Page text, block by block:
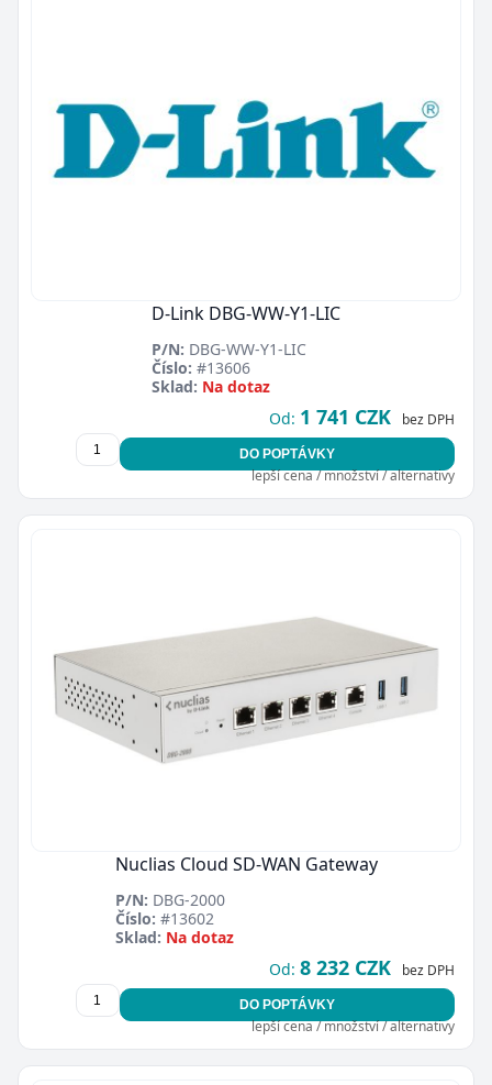
D-Link DBG-WW-Y1-LIC
P/N: DBG-WW-Y1-LIC
Číslo: #13606
Sklad: Na dotaz
Od: 1 741 CZK bez DPH
DO POPTÁVKY
lepší cena / množství / alternativy
Nuclias Cloud SD-WAN Gateway
P/N: DBG-2000
Číslo: #13602
Sklad: Na dotaz
Od: 8 232 CZK bez DPH
DO POPTÁVKY
lepší cena / množství / alternativy